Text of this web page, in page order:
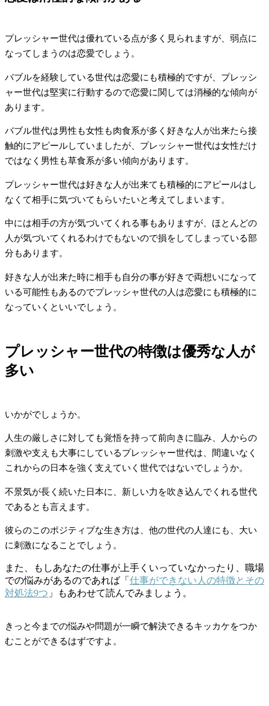
プレッシャー世代は優れている点が多く見られますが、弱点に
なってしまうのは恋愛でしょう。
バブルを経験している世代は恋愛にも積極的ですが、プレッシ
ャー世代は堅実に行動するので恋愛に関しては消極的な傾向が
あります。
バブル世代は男性も女性も肉食系が多く好きな人が出来たら接
触的にアピールしていましたが、プレッシャー世代は女性だけ
ではなく男性も草食系が多い傾向があります。
プレッシャー世代は好きな人が出来ても積極的にアピールはし
なくて相手に気づいてもらいたいと考えてしまいます。
中には相手の方が気づいてくれる事もありますが、ほとんどの
人が気づいてくれるわけでもないので損をしてしまっている部
分もあります。
好きな人が出来た時に相手も自分の事が好きで両想いになって
いる可能性もあるのでプレッシャ世代の人は恋愛にも積極的に
なっていくといいでしょう。
プレッシャー世代の特徴は優秀な人が
多い
いかがでしょうか。
人生の厳しさに対しても覚悟を持って前向きに臨み、人からの
刺激や支えも大事にしているプレッシャー世代は、間違いなく
これからの日本を強く支えていく世代ではないでしょうか。
不景気が長く続いた日本に、新しい力を吹き込んでくれる世代
であるとも言えます。
彼らのこのポジティブな生き方は、他の世代の人達にも、大い
に刺激になることでしょう。
また、もしあなたの仕事が上手くいっていなかったり、職場
での悩みがあるのであれば「 仕事ができない人の特徴とその
対処法9つ 」もあわせて読んでみましょう。
きっと今までの悩みや問題が一瞬で解決できるキッカケをつか
むことができるはずですよ。